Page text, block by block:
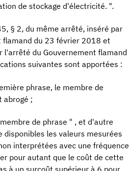
de stockage d'électricité. ".
§ 2, du même arrêté, inséré par
flamand du 23 février 2018 et
l'arrêté du Gouvernement flamand
suivantes sont apportées :
phrase, le membre de
abrogé ;
de phrase " , et d'autre
disponibles les valeurs mesurées
interprétées avec une fréquence
pour autant que le coût de cette
à un surcoût supérieur à 6 pour